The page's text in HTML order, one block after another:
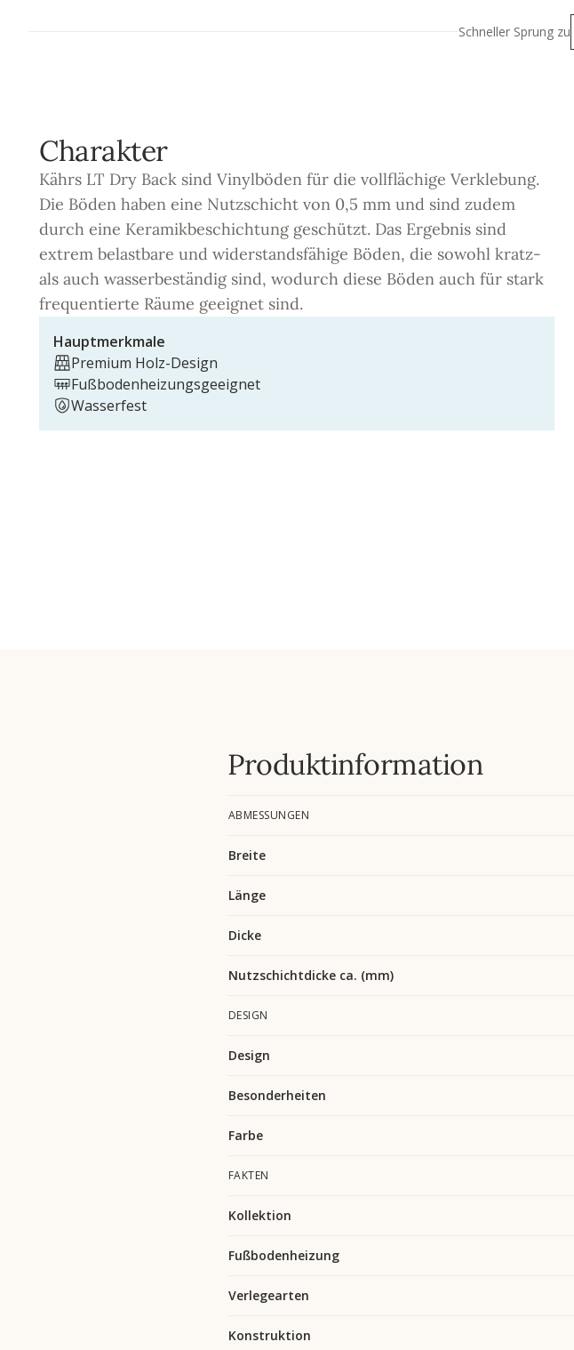
Schneller Sprung zu
Charakter
Kährs LT Dry Back sind Vinylböden für die vollflächige Verklebung.
Die Böden haben eine Nutzschicht von 0,5 mm und sind zudem
durch eine Keramikbeschichtung geschützt. Das Ergebnis sind
extrem belastbare und widerstandsfähige Böden, die sowohl kratz-
als auch wasserbeständig sind, wodurch diese Böden auch für stark
frequentierte Räume geeignet sind.
Hauptmerkmale
Premium Holz-Design
Fußbodenheizungsgeeignet
Wasserfest
Produktinformation
ABMESSUNGEN
Breite
Länge
Dicke
Nutzschichtdicke ca. (mm)
DESIGN
Design
Besonderheiten
Farbe
FAKTEN
Kollektion
Fußbodenheizung
Verlegearten
Konstruktion